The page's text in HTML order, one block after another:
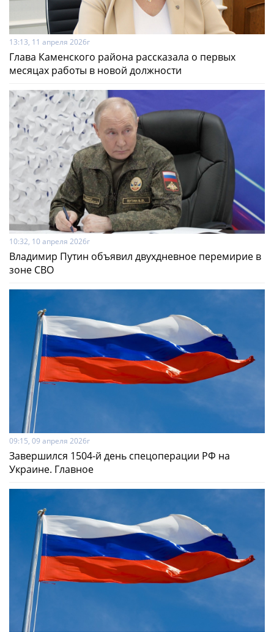
13:13, 11 апреля 2026г
Глава Каменского района рассказала о первых
месяцах работы в новой должности
10:32, 10 апреля 2026г
Владимир Путин объявил двухдневное перемирие в
зоне СВО
09:15, 09 апреля 2026г
Завершился 1504-й день спецоперации РФ на
Украине. Главное